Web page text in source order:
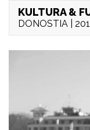
KULTURA &
DONOSTIA |